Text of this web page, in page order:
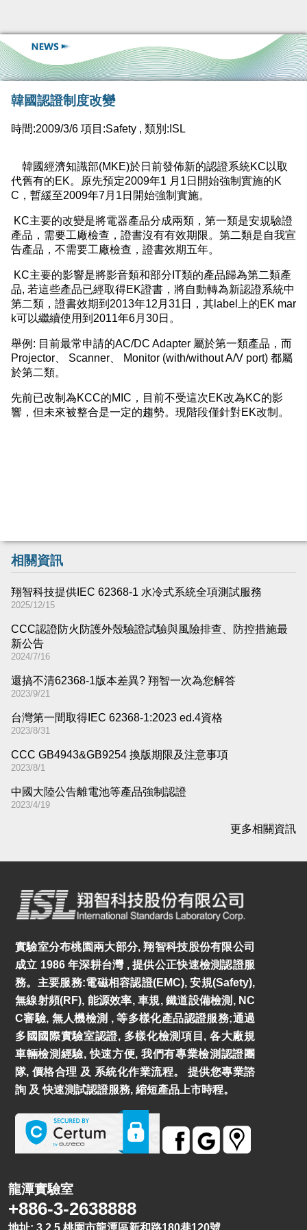
韓國認證制度改變
時間:2009/3/6 項目:Safety , 類別:ISL
韓國經濟知識部(MKE)於日前發佈新的認證系統KC以取
代舊有的EK。原先預定2009年1 月1日開始強制實施的K
C，暫緩至2009年7月1日開始強制實施。
KC主要的改變是將電器產品分成兩類，第一類是安規驗證
產品，需要工廠檢查，證書沒有有效期限。第二類是自我宣
告產品，不需要工廠檢查，證書效期五年。
KC主要的影響是將影音類和部分IT類的產品歸為第二類產
品, 若這些產品已經取得EK證書，將自動轉為新認證系統中
第二類，證書效期到2013年12月31日，其label上的EK mar
k可以繼續使用到2011年6月30日。
舉例: 目前最常申請的AC/DC Adapter 屬於第一類產品，而
Projector、 Scanner、 Monitor (with/without A/V port) 都屬
於第二類。
先前已改制為KCC的MIC，目前不受這次EK改為KC的影
響，但未來被整合是一定的趨勢。現階段僅針對EK改制。
相關資訊
翔智科技提供IEC 62368-1 水冷式系統全項測試服務
2025/12/15
CCC認證防火防護外殼驗證試驗與風險排查、防控措施最
新公告
2024/7/16
還搞不清62368-1版本差異​? 翔智一次為您解答
2023/9/21
台灣第一間取得IEC 62368-1:2023 ed.4資格
2023/8/31
CCC GB4943&GB9254 換版期限及注意事項
2023/8/1
中國大陸公告離電池等產品強制認證
2023/4/19
更多相關資訊
實驗室分布桃園兩大部分, 翔智科技股份有限公司
成立 1986 年深耕台灣 , 提供公正快速檢測認證服
務。主要服務:電磁相容認證(EMC), 安規(Safety),
無線射頻(RF), 能源效率, 車規, 鐵道設備檢測, NC
C審驗, 無人機檢測 , 等多樣化產品認證服務;通過
多國國際實驗室認證, 多樣化檢測項目, 各大廠規
車輛檢測經驗, 快速方便, 我們有專業檢測認證團
隊, 價格合理 及 系統化作業流程。 提供您專業諮
詢 及 快速測試認證服務, 縮短產品上市時程。
龍潭實驗室
+886-3-2638888
地址: 3 2 5 桃園市龍潭區新和路180巷120號